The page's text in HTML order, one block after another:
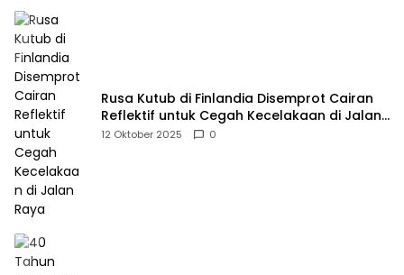
Rusa Kutub di Finlandia Disemprot Cairan
Reflektif untuk Cegah Kecelakaan di Jalan
Raya
12 Oktober 2025 0